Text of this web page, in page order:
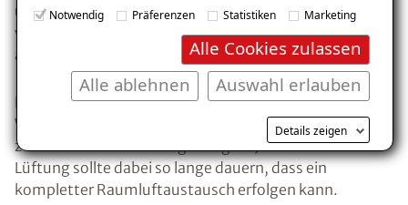
Notwendig Präferenzen Statistiken Marketing
Alle Cookies zulassen
Auswahl erlauben
Alle ablehnen
Details zeigen
und Außentemperaturn die relative Raumluftfeuchte
von 100 auf 53 Prozent in weniger als 3 Minuten
abgesenkt werden kann.
Eine Stoßlüftung muss bei normaler
Wohnraumnutzung erfahrungsgemäß mindestens
zwei- bis dreimal am Tag erfolgen. Jede einzelne
Lüftung sollte dabei so lange dauern, dass ein
kompletter Raumluftaustausch erfolgen kann.
Kostenlosen Ratgeber anfordern
Voraussetzung für den Erhalt des kostenfreien
Ratgebers ist die Anmeldung zu unserem Newsletter.